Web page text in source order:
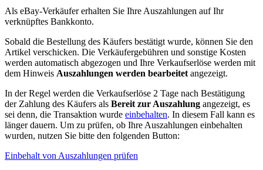
Als eBay-Verkäufer erhalten Sie Ihre Auszahlungen auf Ihr
verknüpftes Bankkonto.
Sobald die Bestellung des Käufers bestätigt wurde, können Sie den
Artikel verschicken. Die Verkäufergebühren und sonstige Kosten
werden automatisch abgezogen und Ihre Verkaufserlöse werden mit
dem Hinweis Auszahlungen werden bearbeitet angezeigt.
In der Regel werden die Verkaufserlöse 2 Tage nach Bestätigung
der Zahlung des Käufers als Bereit zur Auszahlung angezeigt, es
sei denn, die Transaktion wurde einbehalten. In diesem Fall kann es
länger dauern. Um zu prüfen, ob Ihre Auszahlungen einbehalten
wurden, nutzen Sie bitte den folgenden Button:
Einbehalt von Auszahlungen prüfen